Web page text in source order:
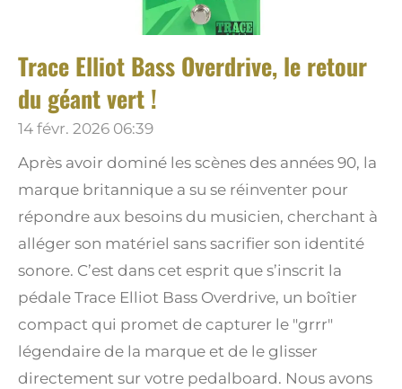
Trace Elliot Bass Overdrive, le retour
du géant vert !
14 févr. 2026 06:39
Après avoir dominé les scènes des années 90, la
marque britannique a su se réinventer pour
répondre aux besoins du musicien, cherchant à
alléger son matériel sans sacrifier son identité
sonore. C’est dans cet esprit que s’inscrit la
pédale Trace Elliot Bass Overdrive, un boîtier
compact qui promet de capturer le "grrr"
légendaire de la marque et de le glisser
directement sur votre pedalboard. Nous avons